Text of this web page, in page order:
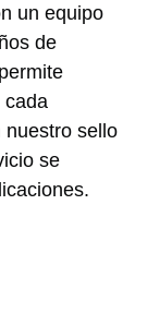
un equipo
de
cada
nuestro sello
se